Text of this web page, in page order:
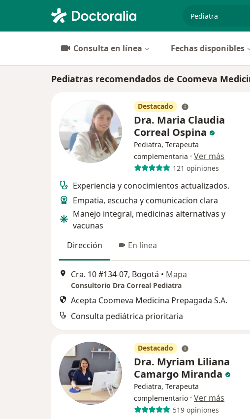
especialidad,
Consulta en línea Fechas disponibles
Pediatras recomendados de Coomeva
Destacado
Dra. Maria Claudia
Correal Ospina
Pediatra, Terapeuta
complementaria · Ver más
121 opiniones
Experiencia y conocimientos actualizados.
Empatia, escucha y comunicacion clara
Manejo integral, medicinas alternativas y
vacunas
Dirección
En línea
Cra. 10 #134-07, Bogotá • Mapa
Consultorio Dra Correal Pediatra
Acepta Coomeva Medicina Prepagada S.A.
Consulta pediátrica prioritaria
Destacado
Dra. Myriam Liliana
Camargo Miranda
Pediatra, Terapeuta
complementario · Ver más
519 opiniones